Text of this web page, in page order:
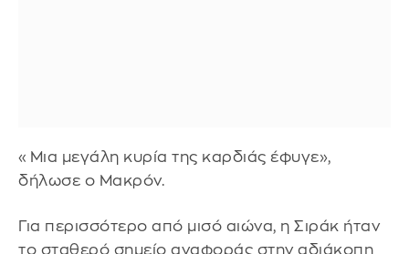
«Μια μεγάλη κυρία της καρδιάς έφυγε»,
δήλωσε ο Μακρόν.
Για περισσότερο από μισό αιώνα, η Σιράκ ήταν
το σταθερό σημείο αναφοράς στην αδιάκοπη